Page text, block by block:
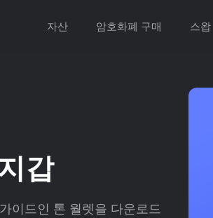
자산 암호화폐 구매 스왑
갑
이드인 톤 월렛을 다운로드